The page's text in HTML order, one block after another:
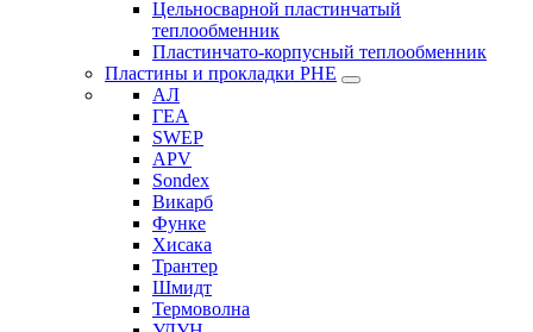
Цельносварной пластинчатый
теплообменник
Пластинчато-корпусный теплообменник
Пластины и прокладки PHE
АЛ
ГЕА
SWEP
APV
Sondex
Викарб
Функе
Хисака
Трантер
Шмидт
Термоволна